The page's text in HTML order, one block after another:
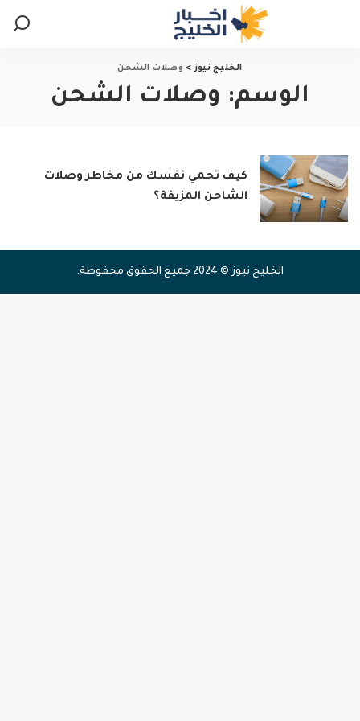
الخليج نيوز> وصلات الشحن
الوسم: وصلات الشحن
كيف تحمي نفسك من مخاطر وصلات
الشاحن المزيفة؟
الخليج نيوز © 2024 جميع الحقوق محفوظة.